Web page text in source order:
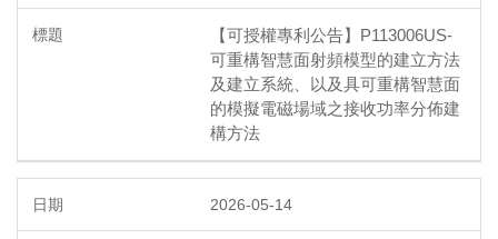
【可授權專利公告】P113006US-
可重構智慧面射頻模型的建立方法
及建立系統、以及具可重構智慧面
的模擬電磁場域之接收功率分佈建
構方法
2026-05-14